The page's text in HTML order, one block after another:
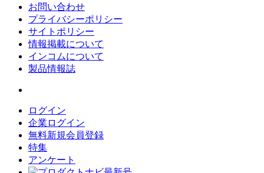
お問い合わせ
プライバシーポリシー
サイトポリシー
情報掲載について
インコムについて
製品情報誌
ログイン
企業ログイン
無料新規会員登録
特集
アンケート